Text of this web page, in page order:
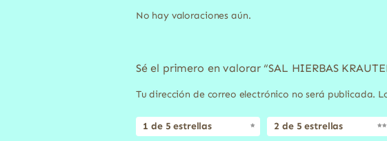
No hay valoraciones aún.
Sé el primero en valorar “SAL HIERBAS
Tu dirección de correo electrónico no será publicada.
1 de 5 estrellas 2 de 5 estrellas